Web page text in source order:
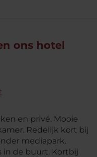
ons hotel
en privé. Mooie
kort bij
in de buurt. Kortbij